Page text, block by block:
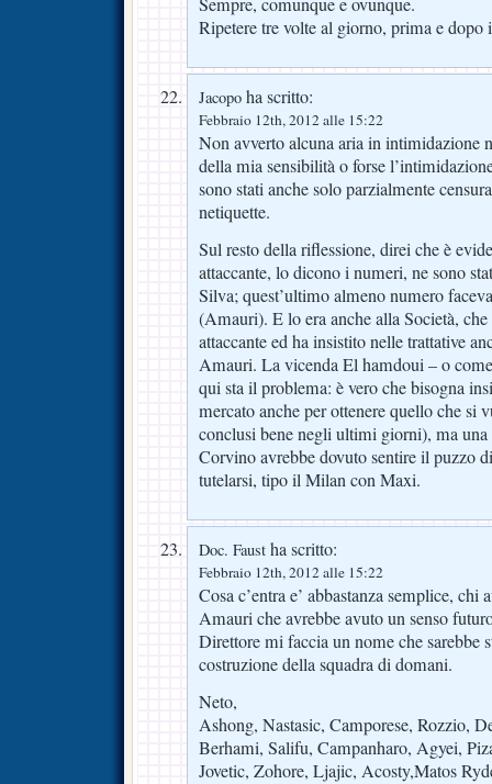
Ripetere tre volte al giorno, prima e dopo
Jacopo ha scritto:
Febbraio 12th, 2012 alle 15:22
Non avverto alcuna aria in intimidazione
della mia sensibilità o forse
sono stati anche solo parzialmente
netiquette.
Sul resto della riflessione, direi che è
attaccante, lo dicono i numeri, ne sono
Silva; quest’ultimo almeno numero
(Amauri). E lo era anche alla Società,
attaccante ed ha insistito nelle trattative
Amauri. La vicenda El hamdoui – o
qui sta il problema: è vero che bisogna
mercato anche per ottenere quello che si
conclusi bene negli ultimi giorni), ma una
Corvino avrebbe dovuto sentire il puzzo
tutelarsi, tipo il Milan con Maxi.
Doc. Faust ha scritto:
Febbraio 12th, 2012 alle 15:22
Cosa c’entra e’ abbastanza semplice, chi
Amauri che avrebbe avuto un senso
Direttore mi faccia un nome che sarebbe
costruzione della squadra di domani.
Neto,
Ashong, Nastasic, Camporese, Rozzio,
Berhami, Salifu, Campanharo, Agyei,
Jovetic, Zohore, Ljajic, Acosty,Matos